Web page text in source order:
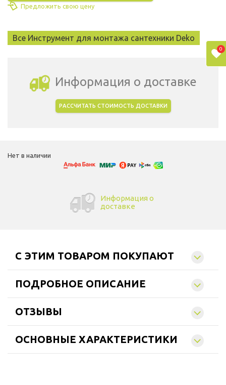
Предложить свою цену
Все Инструмент для монтажа сантехники Deko
Информация о доставке
РАССЧИТАТЬ СТОИМОСТЬ ДОСТАВКИ
Нет в наличии
Информация о
доставке
C ЭТИМ ТОВАРОМ ПОКУПАЮТ
ПОДРОБНОЕ ОПИСАНИЕ
ОТЗЫВЫ
ОСНОВНЫЕ ХАРАКТЕРИСТИКИ
0